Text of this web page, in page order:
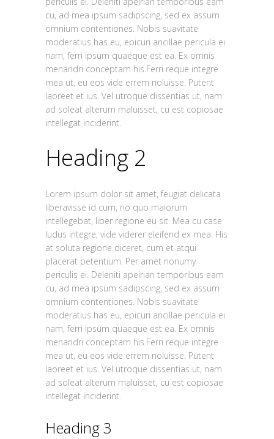
cu, ad mea ipsum sadipscing, sed ex assum
omnium contentiones. Nobis suavitate
moderatius has eu, epicuri ancillae pericula ei
nam, ferri ipsum quaeque est ea. Ex omnis
menandri conceptam his.Ferri reque integre
mea ut, eu eos vide errem noluisse. Putent
laoreet et ius. Vel utroque dissentias ut, nam
ad soleat alterum maluisset, cu est copiosae
intellegat inciderint.
Heading 2
Lorem ipsum dolor sit amet, feugiat delicata
liberavisse id cum, no quo maiorum
intellegebat, liber regione eu sit. Mea cu case
ludus integre, vide viderer eleifend ex mea. His
at soluta regione diceret, cum et atqui
placerat petentium. Per amet nonumy
periculis ei. Deleniti apeirian temporibus eam
cu, ad mea ipsum sadipscing, sed ex assum
omnium contentiones. Nobis suavitate
moderatius has eu, epicuri ancillae pericula ei
nam, ferri ipsum quaeque est ea. Ex omnis
menandri conceptam his.Ferri reque integre
mea ut, eu eos vide errem noluisse. Putent
laoreet et ius. Vel utroque dissentias ut, nam
ad soleat alterum maluisset, cu est copiosae
intellegat inciderint.
Heading 3